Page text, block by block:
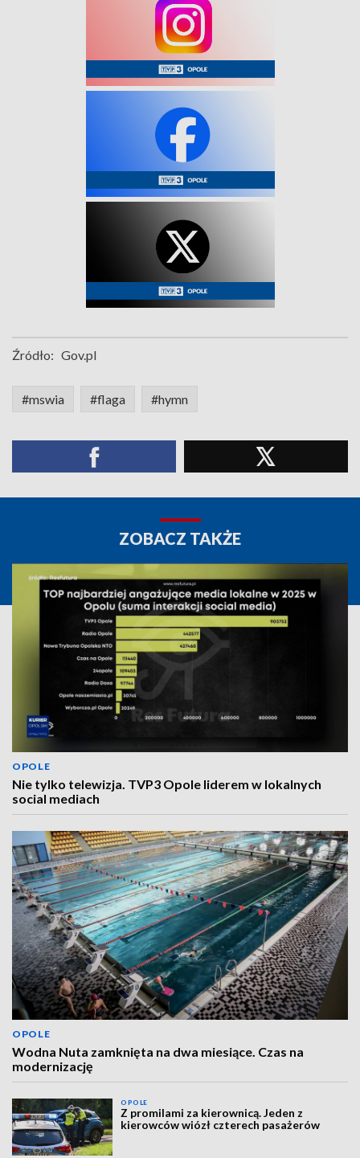
Źródło: Gov.pl
#mswia #flaga #hymn
ZOBACZ TAKŻE
OPOLE
Nie tylko telewizja. TVP3 Opole liderem w lokalnych
social mediach
OPOLE
Wodna Nuta zamknięta na dwa miesiące. Czas na
modernizację
OPOLE
Z promilami za kierownicą. Jeden z
kierowców wiózł czterech pasażerów